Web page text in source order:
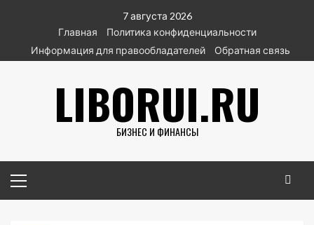
содержимому
7 августа 2026
Главная
Политика конфиденциальности
Информация для правообладателей
Обратная связь
LIBORUI.RU
БИЗНЕС И ФИНАНСЫ
меню